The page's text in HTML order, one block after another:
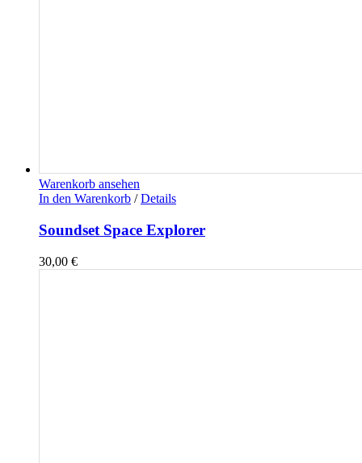
Warenkorb ansehen
In den Warenkorb / Details
Soundset Space Explorer
30,00 €